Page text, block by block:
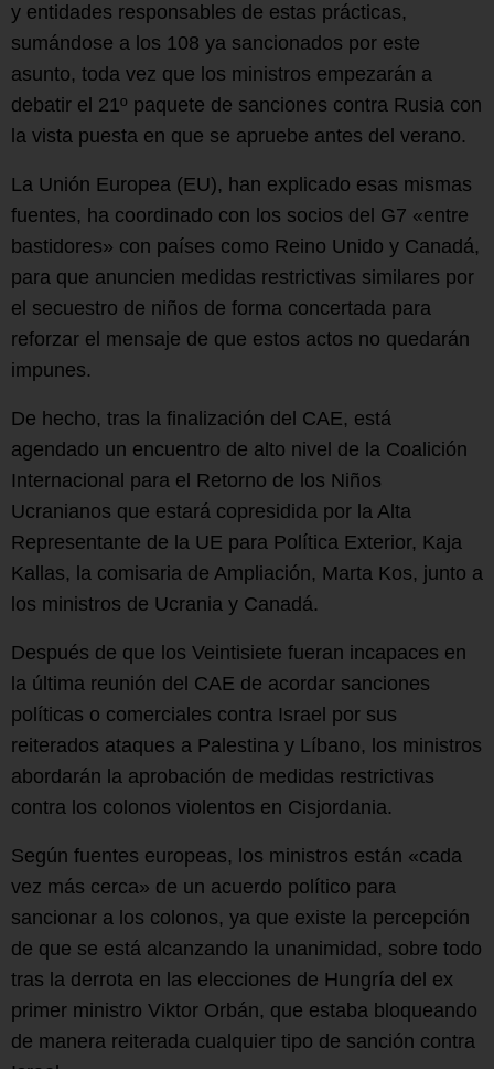
y entidades responsables de estas prácticas,
sumándose a los 108 ya sancionados por este
asunto, toda vez que los ministros empezarán a
debatir el 21º paquete de sanciones contra Rusia con
la vista puesta en que se apruebe antes del verano.
La Unión Europea (EU), han explicado esas mismas
fuentes, ha coordinado con los socios del G7 «entre
bastidores» con países como Reino Unido y Canadá,
para que anuncien medidas restrictivas similares por
el secuestro de niños de forma concertada para
reforzar el mensaje de que estos actos no quedarán
impunes.
De hecho, tras la finalización del CAE, está
agendado un encuentro de alto nivel de la Coalición
Internacional para el Retorno de los Niños
Ucranianos que estará copresidida por la Alta
Representante de la UE para Política Exterior, Kaja
Kallas, la comisaria de Ampliación, Marta Kos, junto a
los ministros de Ucrania y Canadá.
Después de que los Veintisiete fueran incapaces en
la última reunión del CAE de acordar sanciones
políticas o comerciales contra Israel por sus
reiterados ataques a Palestina y Líbano, los ministros
abordarán la aprobación de medidas restrictivas
contra los colonos violentos en Cisjordania.
Según fuentes europeas, los ministros están «cada
vez más cerca» de un acuerdo político para
sancionar a los colonos, ya que existe la percepción
de que se está alcanzando la unanimidad, sobre todo
tras la derrota en las elecciones de Hungría del ex
primer ministro Viktor Orbán, que estaba bloqueando
de manera reiterada cualquier tipo de sanción contra